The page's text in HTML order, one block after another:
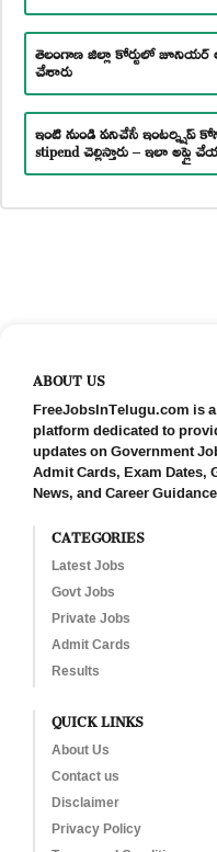
తెలంగాణ జిల్లా కోర్టులో జూనియర్
చేశారు
ఇంటి నుండి పనిచేసే ఇంటర్న్షిప్
stipend చెల్లిస్తారు – ఇలా అప్లై
ABOUT US
FreeJobsInTelugu.com is
platform dedicated to
updates on Government
Admit Cards, Exam Dates,
News, and Career
CATEGORIES
Latest Jobs
Govt Jobs
Private Jobs
Admit Cards
Results
QUICK LINKS
About Us
Contact us
Disclaimer
Privacy Policy